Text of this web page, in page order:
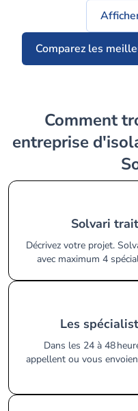
Comparez les
Comment trouver le meilleur
entreprise
Solvari
Décrivez votre projet.
avec maximum 4
Les
Dans les 24 à 48
appellent ou vous